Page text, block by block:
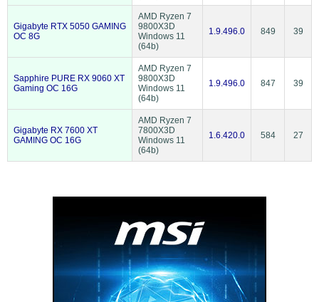
Gigabyte RTX 5050 GAMING
OC 8G
AMD Ryzen 7
9800X3D
Windows 11
(64b)
1.9.496.0 849 39
Sapphire PURE RX 9060 XT
Gaming OC 16G
AMD Ryzen 7
9800X3D
Windows 11
(64b)
1.9.496.0 847 39
Gigabyte RX 7600 XT
GAMING OC 16G
AMD Ryzen 7
7800X3D
Windows 11
(64b)
1.6.420.0 584 27